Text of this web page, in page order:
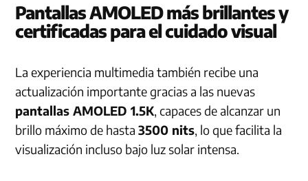
Pantallas AMOLED más brillantes y
certificadas para el cuidado visual
La experiencia multimedia también recibe una
actualización importante gracias a las nuevas
pantallas AMOLED 1.5K, capaces de alcanzar un
brillo máximo de hasta3500 nits, lo que facilita la
visualización incluso bajo luz solar intensa.